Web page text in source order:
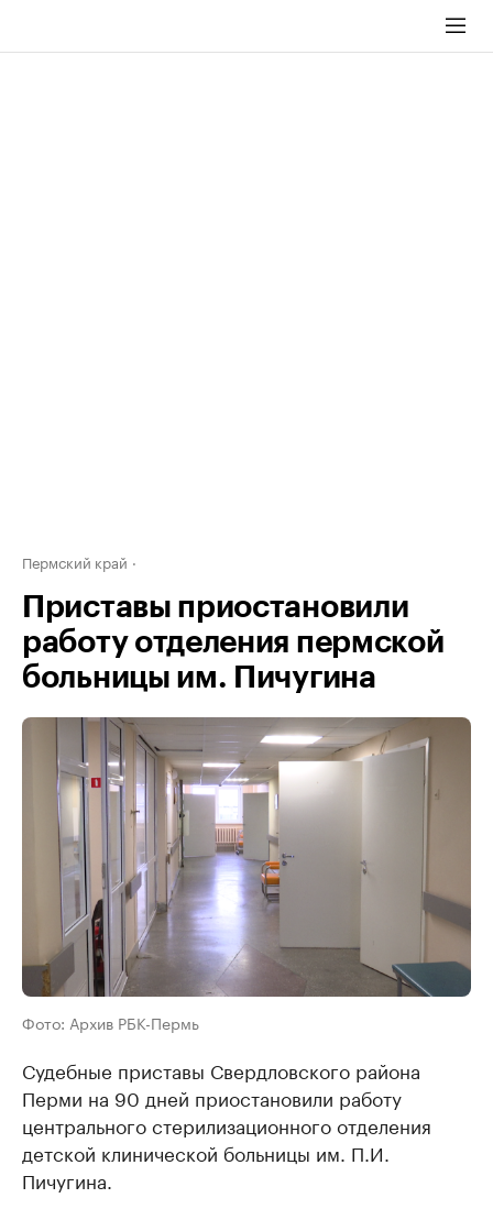
Пермский край
Приставы приостановили
работу отделения пермской
больницы им. Пичугина
Фото: Архив РБК-Пермь
Судебные приставы Свердловского района
Перми на 90 дней приостановили работу
центрального стерилизационного отделения
детской клинической больницы им. П.И.
Пичугина.